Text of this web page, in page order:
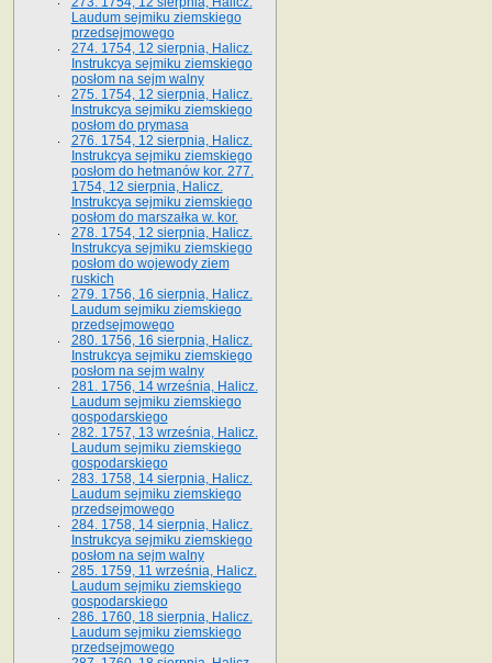
Laudum sejmiku ziemskiego
przedsejmowego
274. 1754, 12 sierpnia, Halicz.
Instrukcya sejmiku ziemskiego
posłom na sejm walny
275. 1754, 12 sierpnia, Halicz.
Instrukcya sejmiku ziemskiego
posłom do prymasa
276. 1754, 12 sierpnia, Halicz.
Instrukcya sejmiku ziemskiego
posłom do hetmanów kor. 277.
1754, 12 sierpnia, Halicz.
Instrukcya sejmiku ziemskiego
posłom do marszałka w. kor.
278. 1754, 12 sierpnia, Halicz.
Instrukcya sejmiku ziemskiego
posłom do wojewody ziem
ruskich
279. 1756, 16 sierpnia, Halicz.
Laudum sejmiku ziemskiego
przedsejmowego
280. 1756, 16 sierpnia, Halicz.
Instrukcya sejmiku ziemskiego
posłom na sejm walny
281. 1756, 14 września, Halicz.
Laudum sejmiku ziemskiego
gospodarskiego
282. 1757, 13 września, Halicz.
Laudum sejmiku ziemskiego
gospodarskiego
283. 1758, 14 sierpnia, Halicz.
Laudum sejmiku ziemskiego
przedsejmowego
284. 1758, 14 sierpnia, Halicz.
Instrukcya sejmiku ziemskiego
posłom na sejm walny
285. 1759, 11 września, Halicz.
Laudum sejmiku ziemskiego
gospodarskiego
286. 1760, 18 sierpnia, Halicz.
Laudum sejmiku ziemskiego
przedsejmowego